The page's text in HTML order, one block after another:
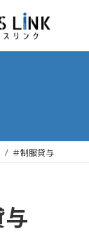
＃制服貸与
与